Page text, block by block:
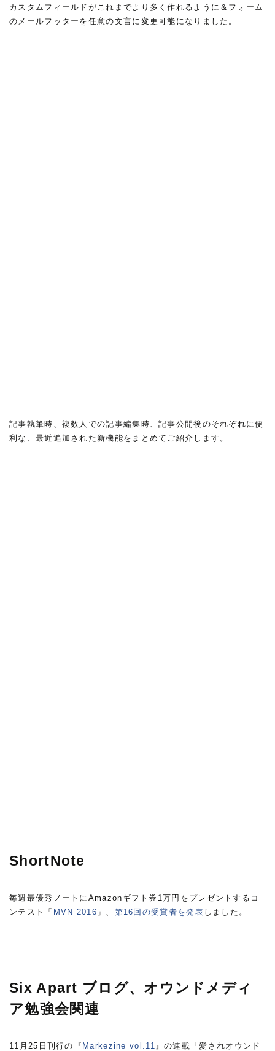
カスタムフィールドがこれまでより多く作れるように＆フォーム
のメールフッターを任意の文言に変更可能になりました。
記事執筆時、複数人での記事編集時、記事公開後のそれぞれに便
利な、最近追加された新機能をまとめてご紹介します。
ShortNote
毎週最優秀ノートにAmazonギフト券1万円をプレゼントするコ
ンテスト「 MVN 2016 」、 第16回の受賞者を発表 しました。
Six Apart ブログ、オウンドメディ
ア勉強会関連
11月25日刊行の『 Markezine vol.11』の連載「愛されオウンド